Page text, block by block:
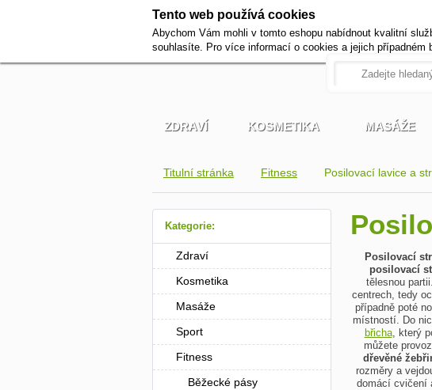
Titulní stránka Fitness Posilovací lavice a
Posilovací
posilovací
tělesnou
centrech, tedy
případně poté
místností. Do
břicha, který
můžete
dřevěné
rozměry a
domácí cvičení
Kategorie:
Zdraví
Kosmetika
Masáže
Sport
Fitness
Běžecké pásy
Pracovní dny
ZDRAVÍ KOSMETIKA MASÁŽE
Tento web používá cookies
Abychom Vám mohli v tomto eshopu nabídnout kvalitní
souhlasíte. Pro více informací o cookies a jejich případném